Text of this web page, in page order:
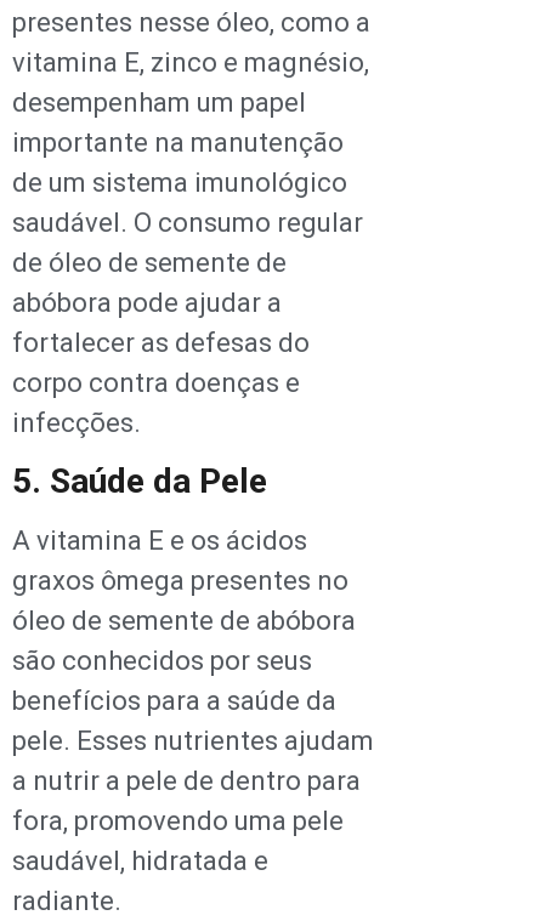
presentes nesse óleo, como a
vitamina E, zinco e magnésio,
desempenham um papel
importante na manutenção
de um sistema imunológico
saudável. O consumo regular
de óleo de semente de
abóbora pode ajudar a
fortalecer as defesas do
corpo contra doenças e
infecções.
5. Saúde da Pele
A vitamina E e os ácidos
graxos ômega presentes no
óleo de semente de abóbora
são conhecidos por seus
benefícios para a saúde da
pele. Esses nutrientes ajudam
a nutrir a pele de dentro para
fora, promovendo uma pele
saudável, hidratada e
radiante.